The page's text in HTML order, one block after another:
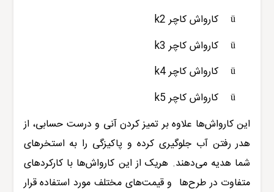
ü
کارواش کاچرk2
ü
کارواش کاچرk3
ü
کارواش کاچرk4
ü
کارواش کاچرk5
این کارواش‌ها علاوه بر تمیز کردن آنی و درست حسابی، از
هدر رفتن آب جلوگیری کرده و پاکیزگی را به استخرهای
شما هدیه می‌دهند. هریک از این کارواش‌ها با کارکردهای
متفاوت در طرح‌ها و قیمت‌های مختلف مورد استفاده قرار